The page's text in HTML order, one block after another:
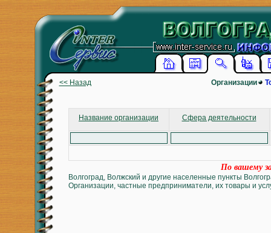
<< Назад Организации
Название организации Сфера деятельности
По вашему
Волгоград, Волжский и другие населенные пункты
Организации, частные предприниматели, их товары и